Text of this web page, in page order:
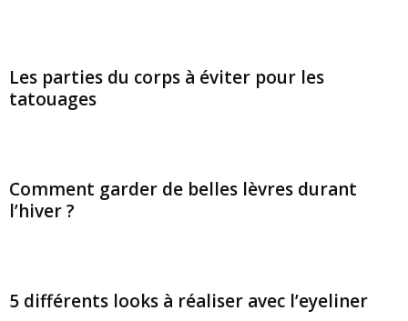
Les parties du corps à éviter pour les
tatouages
Comment garder de belles lèvres durant
l’hiver ?
5 différents looks à réaliser avec l’eyeliner